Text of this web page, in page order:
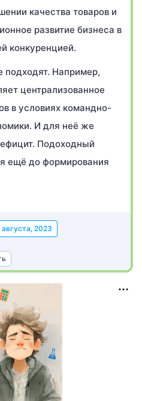
качества товаров и
развитие бизнеса в
конкуренцией.
подходят. Например,
централизованное
в условиях командно-
И для неё же
Подоходный
ещё до формирования
2023